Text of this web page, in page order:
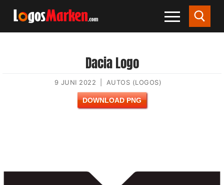
Dacia Logo
9 JUNI 2022 AUTOS (LOGOS)
DOWNLOAD PNG